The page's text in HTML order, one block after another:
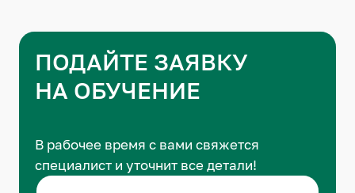
ПОДАЙТЕ ЗАЯВКУ
НА ОБУЧЕНИЕ
В рабочее время с вами свяжется
специалист и уточнит все детали!